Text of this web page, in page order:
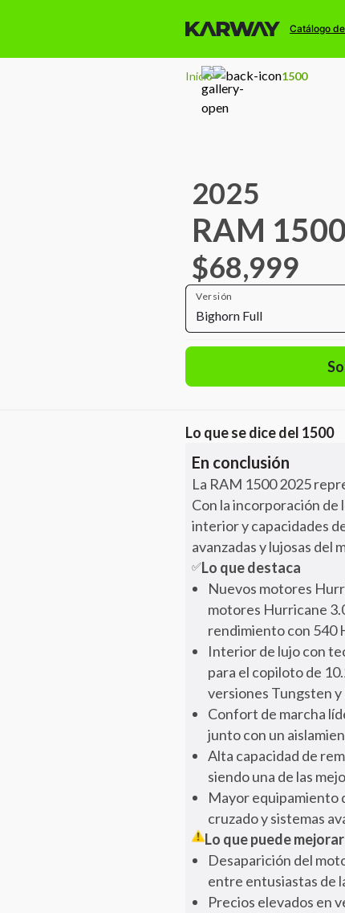
Catálogo
Inicio 1500
2025
RAM 1500
$68,999
Versión
Bighorn Full
Lo que se dice del 1500
En conclusión
La RAM 1500 2025
Con la incorporación de
interior y capacidades
avanzadas y lujosas del
✅Lo que destaca
Nuevos motores
motores Hurricane
rendimiento con 540
Interior de lujo con
para el copiloto de
versiones Tungsten y
Confort de marcha
junto con un
Alta capacidad de
siendo una de las
Mayor equipamiento
cruzado y sistemas
Lo que puede mejorar
Desaparición del
entre entusiastas de
Precios elevados en